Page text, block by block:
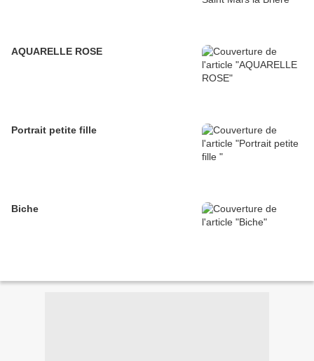
AQUARELLE ROSE
Portrait petite fille
Biche